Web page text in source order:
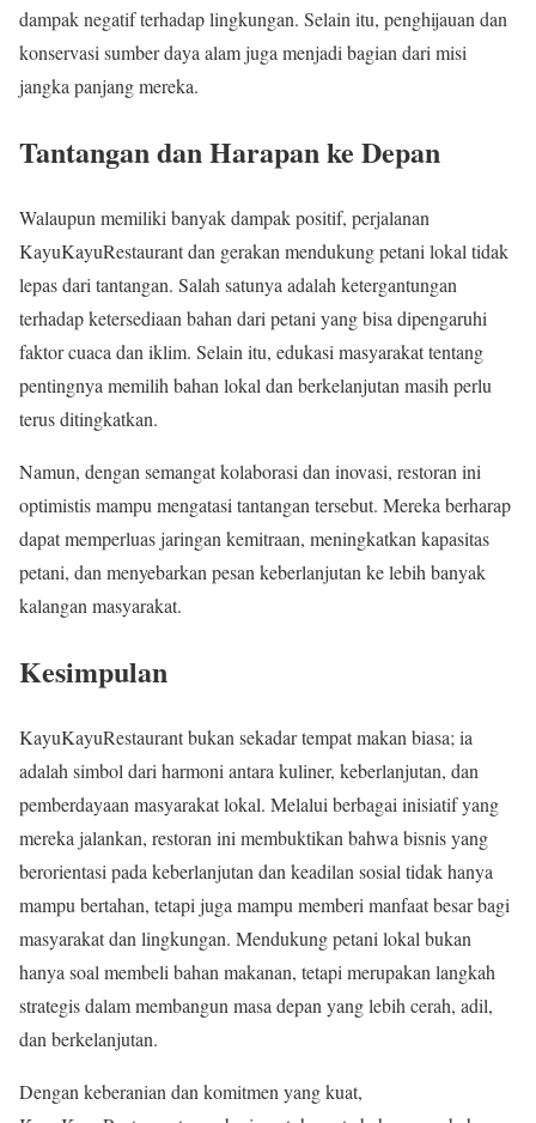
dampak negatif terhadap lingkungan. Selain itu, penghijauan dan
konservasi sumber daya alam juga menjadi bagian dari misi
jangka panjang mereka.
Tantangan dan Harapan ke Depan
Walaupun memiliki banyak dampak positif, perjalanan
KayuKayuRestaurant dan gerakan mendukung petani lokal tidak
lepas dari tantangan. Salah satunya adalah ketergantungan
terhadap ketersediaan bahan dari petani yang bisa dipengaruhi
faktor cuaca dan iklim. Selain itu, edukasi masyarakat tentang
pentingnya memilih bahan lokal dan berkelanjutan masih perlu
terus ditingkatkan.
Namun, dengan semangat kolaborasi dan inovasi, restoran ini
optimistis mampu mengatasi tantangan tersebut. Mereka berharap
dapat memperluas jaringan kemitraan, meningkatkan kapasitas
petani, dan menyebarkan pesan keberlanjutan ke lebih banyak
kalangan masyarakat.
Kesimpulan
KayuKayuRestaurant bukan sekadar tempat makan biasa; ia
adalah simbol dari harmoni antara kuliner, keberlanjutan, dan
pemberdayaan masyarakat lokal. Melalui berbagai inisiatif yang
mereka jalankan, restoran ini membuktikan bahwa bisnis yang
berorientasi pada keberlanjutan dan keadilan sosial tidak hanya
mampu bertahan, tetapi juga mampu memberi manfaat besar bagi
masyarakat dan lingkungan. Mendukung petani lokal bukan
hanya soal membeli bahan makanan, tetapi merupakan langkah
strategis dalam membangun masa depan yang lebih cerah, adil,
dan berkelanjutan.
Dengan keberanian dan komitmen yang kuat,